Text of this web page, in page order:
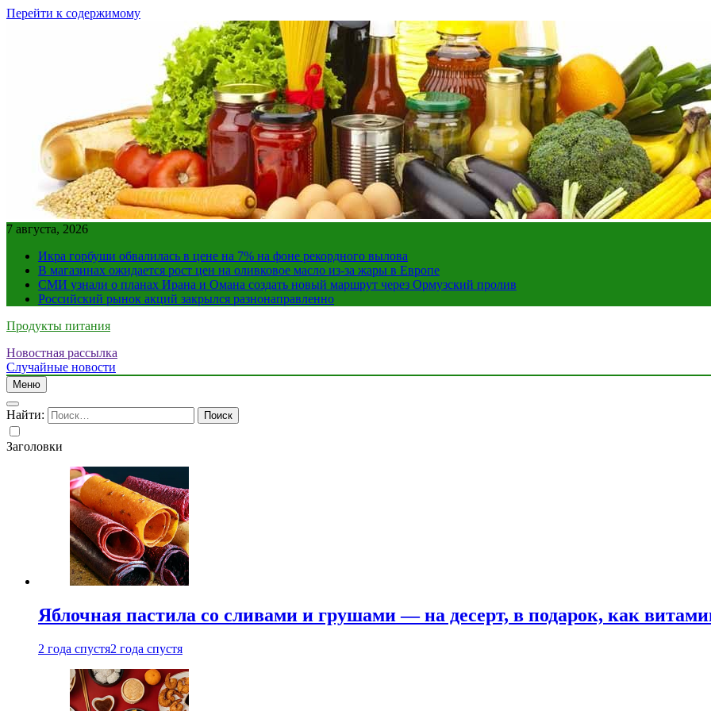
Перейти к содержимому
7 августа, 2026
Икра горбуши обвалилась в цене на 7% на фоне рекордного вылова
В магазинах ожидается рост цен на оливковое масло из-за жары в Европе
СМИ узнали о планах Ирана и Омана создать новый маршрут через Ормузский пролив
Российский рынок акций закрылся разнонаправленно
Продукты питания
Новостная рассылка
Случайные новости
Меню
Найти:
Заголовки
Яблочная пастила со сливами и грушами — на десерт, в подарок, как
2 года спустя2 года спустя